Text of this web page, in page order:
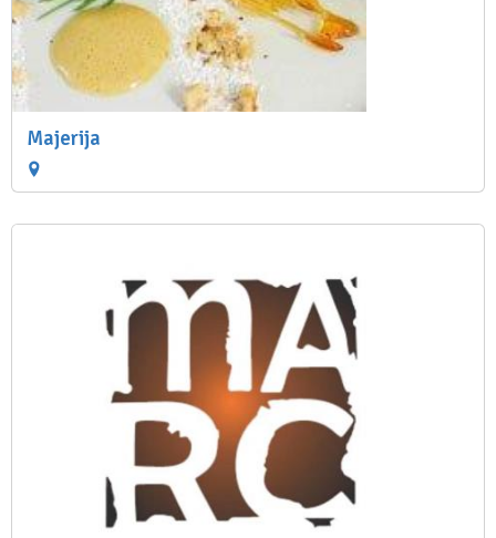
Majerija